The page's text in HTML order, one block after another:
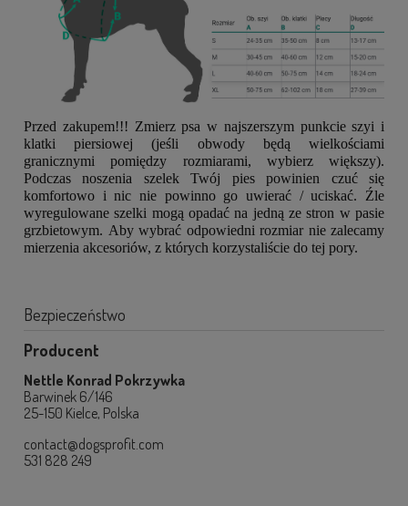
Przed zakupem!!! Zmierz psa w najszerszym punkcie szyi i
klatki piersiowej (jeśli obwody będą wielkościami
granicznymi pomiędzy rozmiarami, wybierz większy).
Podczas noszenia szelek Twój pies powinien czuć się
komfortowo i nic nie powinno go uwierać / uciskać. Źle
wyregulowane szelki mogą opadać na jedną ze stron w pasie
grzbietowym. Aby wybrać odpowiedni rozmiar nie zalecamy
mierzenia akcesoriów, z których korzystaliście do tej pory.
Bezpieczeństwo
Producent
Nettle Konrad Pokrzywka
Barwinek 6/146
25-150 Kielce, Polska
contact@dogsprofit.com
531 828 249